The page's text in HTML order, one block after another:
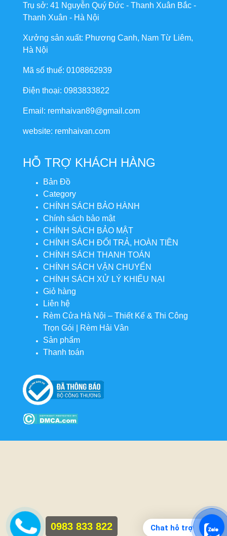
Trụ sở: 41 Nguyễn Quý Đức - Thanh Xuân Bắc -
Thanh Xuân - Hà Nội
Xưởng sản xuất: Phương Canh, Nam Từ Liêm,
Hà Nội
Mã số thuế: 0108862939
Điện thoại: 0983833822
Email: remhaivan89@gmail.com
website: remhaivan.com
HỖ TRỢ KHÁCH HÀNG
Bản Đồ
Category
CHÍNH SÁCH BẢO HÀNH
Chính sách bảo mật
CHÍNH SÁCH BẢO MẬT
CHÍNH SÁCH ĐỔI TRẢ, HOÀN TIỀN
CHÍNH SÁCH THANH TOÁN
CHÍNH SÁCH VẬN CHUYỂN
CHÍNH SÁCH XỬ LÝ KHIẾU NẠI
Giỏ hàng
Liên hệ
Rèm Cửa Hà Nội – Thiết Kế & Thi Công
Trọn Gói | Rèm Hải Vân
Sản phẩm
Thanh toán
0983 833 822 Chat hỗ trợ